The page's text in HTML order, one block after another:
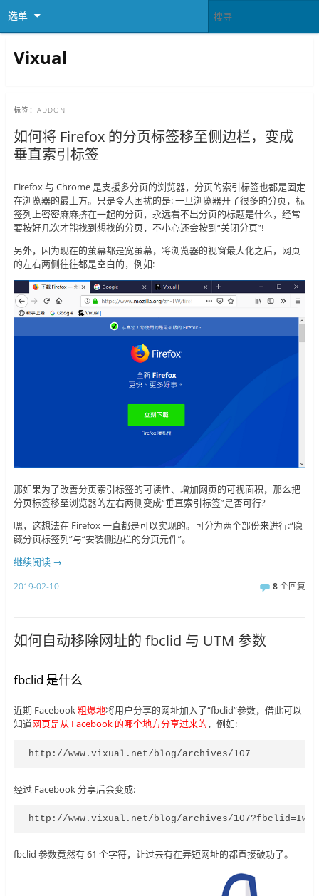
选单
Vixual
标签： ADDON
如何将 Firefox 的分页标签移至侧边栏，变成
垂直索引标签
Firefox 与 Chrome 是支援多分页的浏览器，分页的索引标签也都是固定
在浏览器的最上方。只是令人困扰的是: 一旦浏览器开了很多的分页，标
签列上密密麻麻挤在一起的分页，永远看不出分页的标题是什么，经常
要按好几次才能找到想找的分页，不小心还会按到“关闭分页”!
另外，因为现在的萤幕都是宽萤幕，将浏览器的视窗最大化之后，网页
的左右两侧往往都是空白的，例如:
那如果为了改善分页索引标签的可读性、增加网页的可视面积，那么把
分页标签移至浏览器的左右两侧变成“垂直索引标签”是否可行?
嗯，这想法在 Firefox 一直都是可以实现的。可分为两个部份来进行:“隐
藏分页标签列”与“安装侧边栏的分页元件”。
继续阅读 →
2019-02-10 8个回复
如何自动移除网址的 fbclid 与 UTM 参数
fbclid 是什么
近期 Facebook粗爆地将用户分享的网址加入了“fbclid”参数，借此可以
知道网页是从 Facebook 的哪个地方分享过来的，例如:
http://www.vixual.net/blog/archives/107
经过 Facebook 分享后会变成:
http://www.vixual.net/blog/archives/
fbclid 参数竟然有 61 个字符，让过去有在弄短网址的都直接破功了。